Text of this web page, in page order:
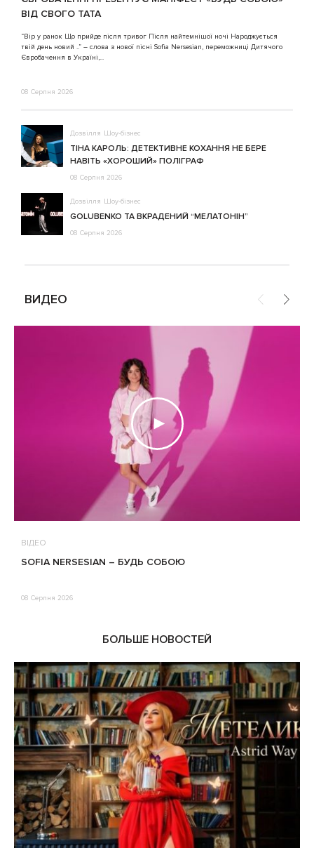
ВІД СВОГО ТАТА
“Вір у ранок Що прийде після тривог Після найтемнішої ночі Народжується
твій день новий ..” – слова з нової пісні Sofia Nersesian, переможниці Дитячого
Євробачення в Україні,...
08 Серпня 2026
Дозвілля Шоу-бізнес
ТІНА КАРОЛЬ: ДЕТЕКТИВНЕ КОХАННЯ НЕ БЕРЕ
НАВІТЬ «ХОРОШИЙ» ПОЛІГРАФ
08 Серпня 2026
Дозвілля Шоу-бізнес
GOLUBENKO ТА ВКРАДЕНИЙ “МЕЛАТОНІН”
08 Серпня 2026
ВИДЕО
ВІДЕО
SOFIA NERSESIAN – БУДЬ СОБОЮ
08 Серпня 2026
БОЛЬШЕ НОВОСТЕЙ